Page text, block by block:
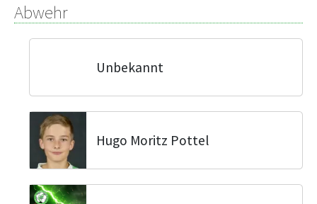
Abwehr
Unbekannt
Hugo Moritz Pottel